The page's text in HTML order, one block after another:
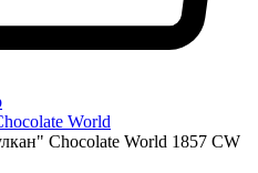
World
Chocolate World 1857 CW